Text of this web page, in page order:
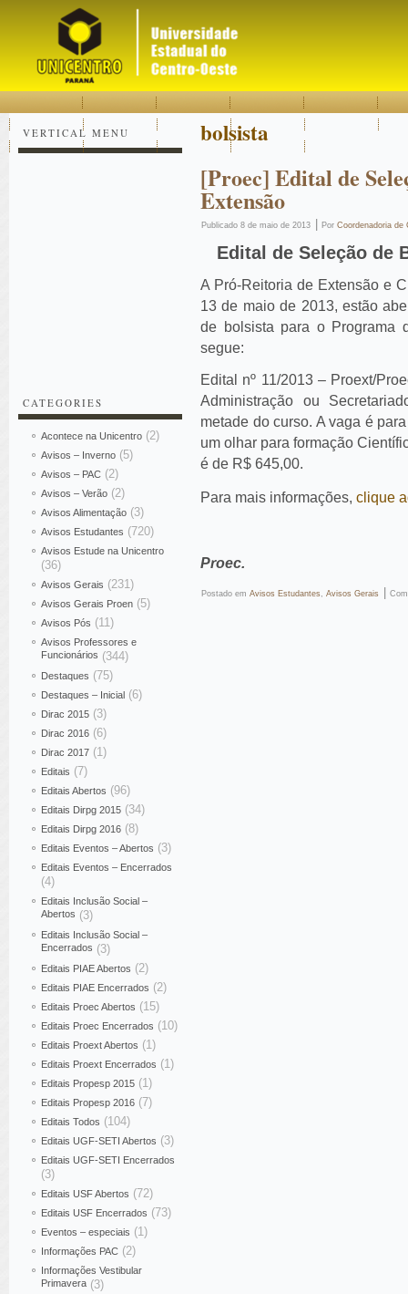
VERTICAL MENU
CATEGORIES
Acontece na Unicentro (2)
Avisos – Inverno (5)
Avisos – PAC (2)
Avisos – Verão (2)
Avisos Alimentação (3)
Avisos Estudantes (720)
Avisos Estude na Unicentro
(36)
Avisos Gerais (231)
Avisos Gerais Proen (5)
Avisos Pós (11)
Avisos Professores e
Funcionários (344)
Destaques (75)
Destaques – Inicial (6)
Dirac 2015 (3)
Dirac 2016 (6)
Dirac 2017 (1)
Editais (7)
Editais Abertos (96)
Editais Dirpg 2015 (34)
Editais Dirpg 2016 (8)
Editais Eventos – Abertos (3)
Editais Eventos – Encerrados
(4)
Editais Inclusão Social –
Abertos (3)
Editais Inclusão Social –
Encerrados (3)
Editais PIAE Abertos (2)
Editais PIAE Encerrados (2)
Editais Proec Abertos (15)
Editais Proec Encerrados (10)
Editais Proext Abertos (1)
Editais Proext Encerrados (1)
Editais Propesp 2015 (1)
Editais Propesp 2016 (7)
Editais Todos (104)
Editais UGF-SETI Abertos (3)
Editais UGF-SETI Encerrados
(3)
Editais USF Abertos (72)
Editais USF Encerrados (73)
Eventos – especiais (1)
Informações PAC (2)
Informações Vestibular
Primavera (3)
bolsista
[Proec] Edital de
Extensão
Publicado 8 de maio de 2013 Por Coordenadoria de
Edital de Seleção de
A Pró-Reitoria de Extensão e
13 de maio de 2013, estão
de bolsista para o Programa
segue:
Edital nº 11/2013 – Proext/
Administração ou
metade do curso. A vaga é
um olhar para formação
é de R$ 645,00.
Para mais informações, clique
Proec.
Postado em Avisos Estudantes , Avisos Gerais